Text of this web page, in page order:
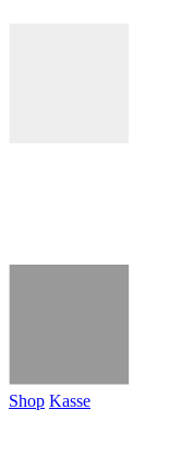
Shop Kasse